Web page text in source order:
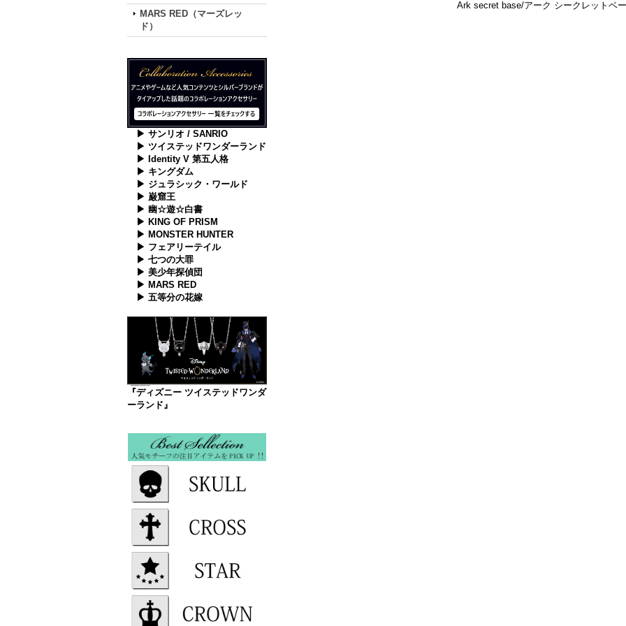
MARS RED（マーズレッ
ド）
▶ サンリオ / SANRIO
▶ ツイステッドワンダーランド
▶ Identity V 第五人格
▶ キングダム
▶ ジュラシック・ワールド
▶ 巌窟王
▶ 幽☆遊☆白書
▶ KING OF PRISM
▶ MONSTER HUNTER
▶ フェアリーテイル
▶ 七つの大罪
▶ 美少年探偵団
▶ MARS RED
▶ 五等分の花嫁
『ディズニー ツイステッドワンダ
ーランド』
Ark secret base/アーク シークレットベ